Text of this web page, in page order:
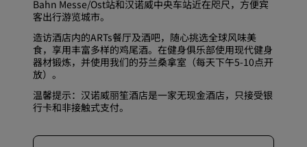
Bahn Messe/Ost站和汉诺威中央车站近在咫尺，方便宾
客出行游览城市。
造访酒店内的ARTs餐厅及酒吧，随心挑选全球风味美
食，享用丰富多样的鸡尾酒。在健身俱乐部使用现代健身
器材锻炼，并使用我们的芬兰桑拿室（每天下午5-10点开
放）。
温馨提示：汉诺威丽笙酒店是一家无现金酒店，只接受银
行卡和非接触式支付。